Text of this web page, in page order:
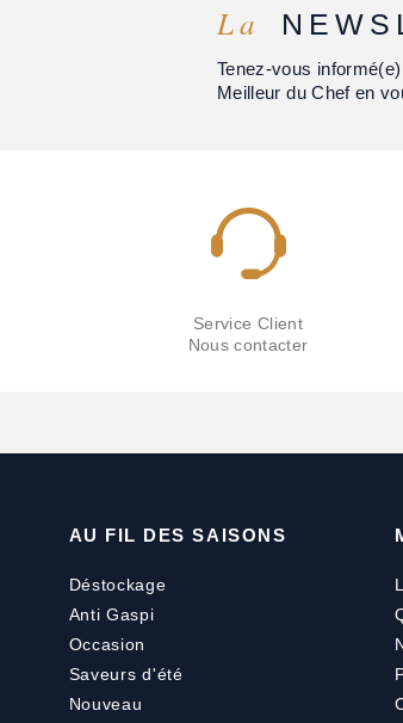
La
Tenez-vous
Meilleur du Chef en
Service Client
Nous contacter
AU FIL DES SAISONS
Déstockage
Anti Gaspi
Occasion
Saveurs d'été
Nouveau